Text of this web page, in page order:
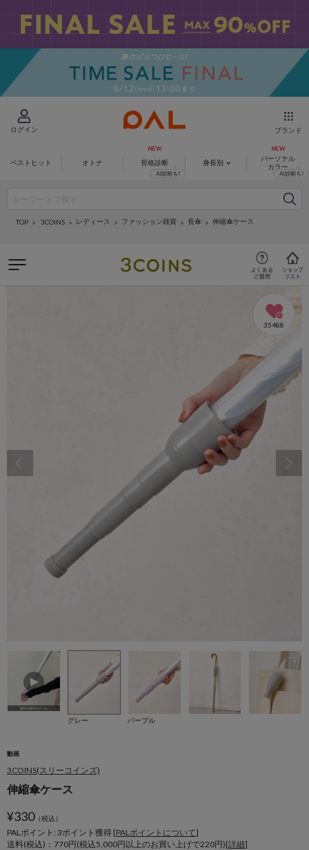
ログイン ブランド
ベストヒット オトナ 骨格診断 身長別
パーソナル
カラー
TOP 3COINS レディース ファッション雑貨 長傘 伸縮傘ケース
35488
グレー パープル
動画
3COINS(スリーコインズ)
伸縮傘ケース
¥330（税込）
PALポイント: 3ポイント獲得 [PALポイントについて]
送料(税込)：770円(税込5,000円以上のお買い上げで220円)[詳細]